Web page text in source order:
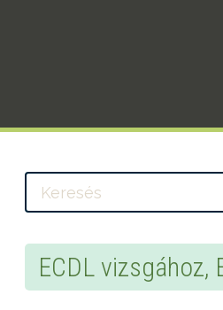
ECDL vizsgához,